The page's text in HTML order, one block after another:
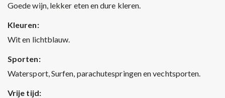
Goede wijn, lekker eten en dure kleren.
Kleuren:
Wit en lichtblauw.
Sporten:
Watersport, Surfen, parachutespringen en vechtsporten.
Vrije tijd: